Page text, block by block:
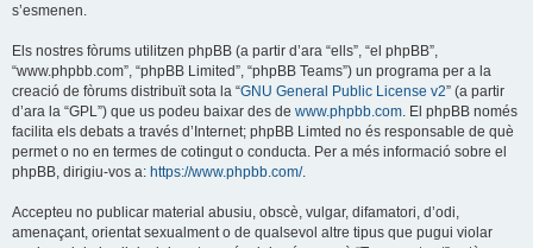
s’esmenen.
Els nostres fòrums utilitzen phpBB (a partir d’ara “ells”, “el phpBB”,
“www.phpbb.com”, “phpBB Limited”, “phpBB Teams”) un programa per a la
creació de fòrums distribuït sota la “GNU General Public License v2” (a partir
d’ara la “GPL”) que us podeu baixar des de www.phpbb.com . El phpBB només
facilita els debats a través d’Internet; phpBB Limted no és responsable de què
permet o no en termes de cotingut o conducta. Per a més informació sobre el
phpBB, dirigiu-vos a: https://www.phpbb.com/.
Accepteu no publicar material abusiu, obscè, vulgar, difamatori, d’odi,
amenaçant, orientat sexualment o de qualsevol altre tipus que pugui violar